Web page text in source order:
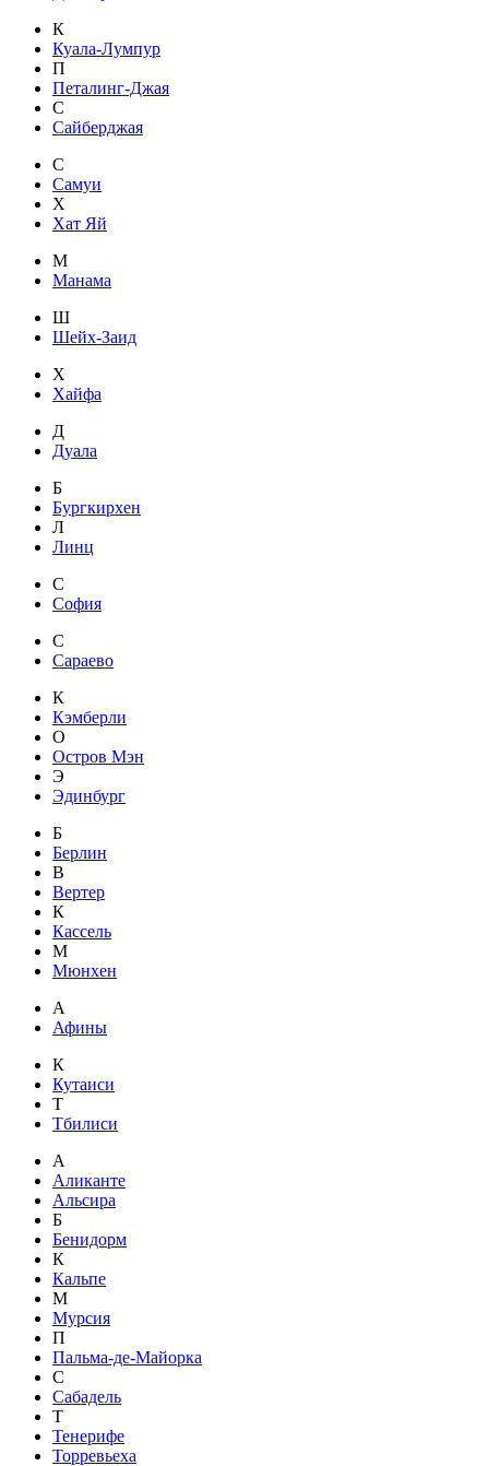
К
Куала-Лумпур
П
Петалинг-Джая
С
Сайберджая
С
Самуи
Х
Хат Яй
М
Манама
Ш
Шейх-Заид
Х
Хайфа
Д
Дуала
Б
Бургкирхен
Л
Линц
С
София
С
Сараево
К
Кэмберли
О
Остров Мэн
Э
Эдинбург
Б
Берлин
В
Вертер
К
Кассель
М
Мюнхен
А
Афины
К
Кутаиси
Т
Тбилиси
А
Аликанте
Альсира
Б
Бенидорм
К
Кальпе
М
Мурсия
П
Пальма-де-Майорка
С
Сабадель
Т
Тенерифе
Торревьеха